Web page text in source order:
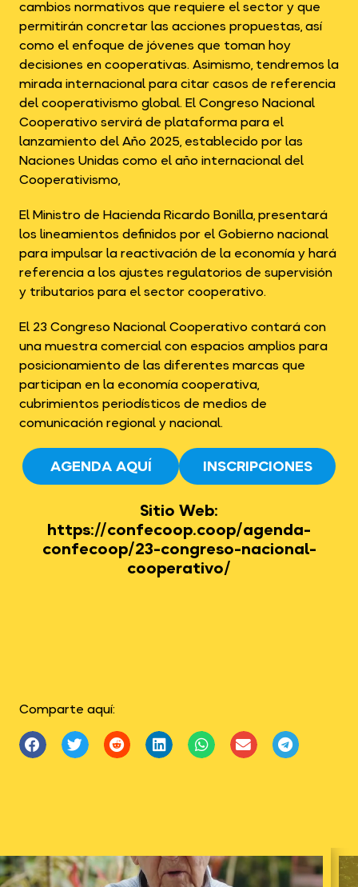
cambios normativos que requiere el sector y que
permitirán concretar las acciones propuestas, así
como el enfoque de jóvenes que toman hoy
decisiones en cooperativas. Asimismo, tendremos la
mirada internacional para citar casos de referencia
del cooperativismo global. El Congreso Nacional
Cooperativo servirá de plataforma para el
lanzamiento del Año 2025, establecido por las
Naciones Unidas como el año internacional del
Cooperativismo,
El Ministro de Hacienda Ricardo Bonilla, presentará
los lineamientos definidos por el Gobierno nacional
para impulsar la reactivación de la economía y hará
referencia a los ajustes regulatorios de supervisión
y tributarios para el sector cooperativo.
El 23 Congreso Nacional Cooperativo contará con
una muestra comercial con espacios amplios para
posicionamiento de las diferentes marcas que
participan en la economía cooperativa,
cubrimientos periodísticos de medios de
comunicación regional y nacional.
AGENDA AQUÍ INSCRIPCIONES
Sitio Web:
https://confecoop.coop/agenda-
confecoop/23-congreso-nacional-
cooperativo/
Comparte aquí: